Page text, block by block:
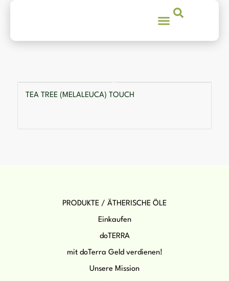
TEA TREE (MELALEUCA) TOUCH
PRODUKTE / ÄTHERISCHE ÖLE
Einkaufen
doTERRA
mit doTerra Geld verdienen!
Unsere Mission